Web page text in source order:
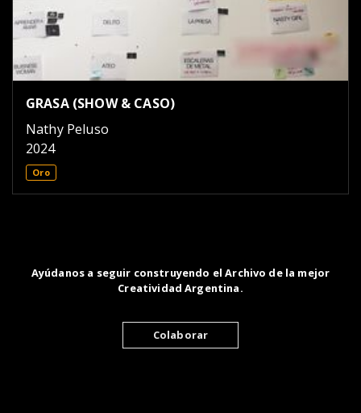
GRASA (SHOW & CASO)
Nathy Peluso
2024
Oro
Ayúdanos a seguir construyendo el Archivo de la mejor
Creatividad Argentina.
Colaborar